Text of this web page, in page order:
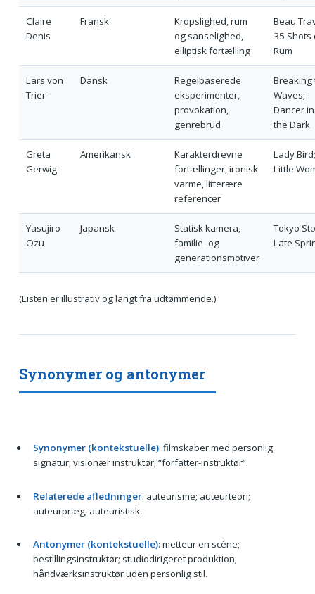
Claire
Denis
Fransk
Kropslighed, rum
og sanselighed,
elliptisk fortælling
Beau
35 Shots
Rum
Lars von
Trier
Dansk
Regelbaserede
eksperimenter,
provokation,
genrebrud
Breaking
Waves;
Dancer in
the Dark
Greta
Gerwig
Amerikansk
Karakterdrevne
fortællinger, ironisk
varme, litterære
referencer
Lady Bird;
Little
Yasujiro
Ozu
Japansk
Statisk kamera,
familie- og
generationsmotiver
Tokyo
Late
(Listen er illustrativ og langt fra udtømmende.)
Synonymer og antonymer
Synonymer (kontekstuelle): filmskaber med personlig
signatur; visionær instruktør; “forfatter-instruktør”.
Relaterede afledninger: auteurisme; auteurteori;
auteurpræg; auteuristisk.
Antonymer (kontekstuelle): metteur en scène;
bestillingsinstruktør; studiodirigeret produktion;
håndværksinstruktør uden personlig stil.